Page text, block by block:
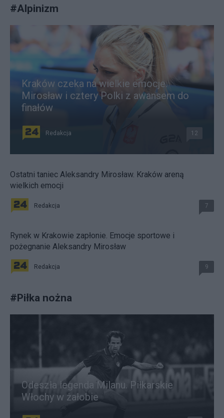
#Alpinizm
Kraków czeka na wielkie emocje.
Mirosław i cztery Polki z awansem do
finałów
Redakcja 12
Ostatni taniec Aleksandry Mirosław. Kraków areną
wielkich emocji
Redakcja 7
Rynek w Krakowie zapłonie. Emocje sportowe i
pożegnanie Aleksandry Mirosław
Redakcja 9
#Piłka nożna
Odeszła legenda Milanu. Piłkarskie
Włochy w żałobie